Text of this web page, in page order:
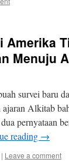
Menuju
survei baru
Alkitab
pernyataan
reading →
| Leave a comment